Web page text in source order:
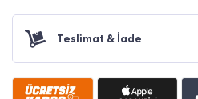
Teslimat & İade